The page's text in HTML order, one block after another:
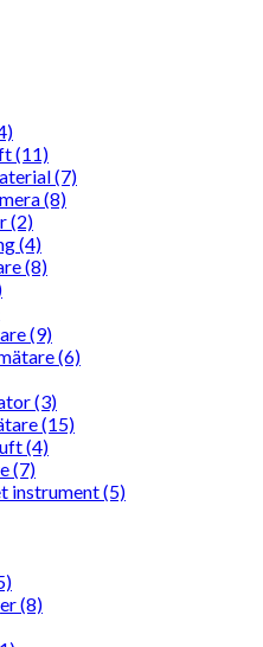
(11)
(7)
(8)
(2)
(4)
(8)
(9)
(6)
(3)
(15)
(4)
(7)
instrument (5)
(8)